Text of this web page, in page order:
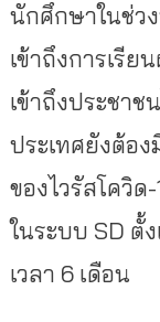
นักศึกษาในช่ว
เข้าถึงการเรี
เข้าถึงประชาช
ประเทศยังต้อ
ของไวรัสโควิด
ในระบบ SD ตั้
เวลา 6 เดือน